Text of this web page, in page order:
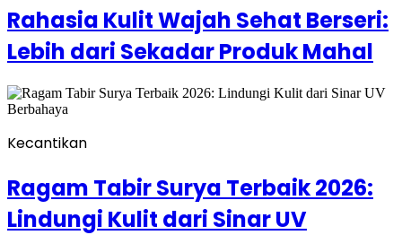
Rahasia Kulit Wajah Sehat Berseri:
Lebih dari Sekadar Produk Mahal
Kecantikan
Ragam Tabir Surya Terbaik 2026:
Lindungi Kulit dari Sinar UV